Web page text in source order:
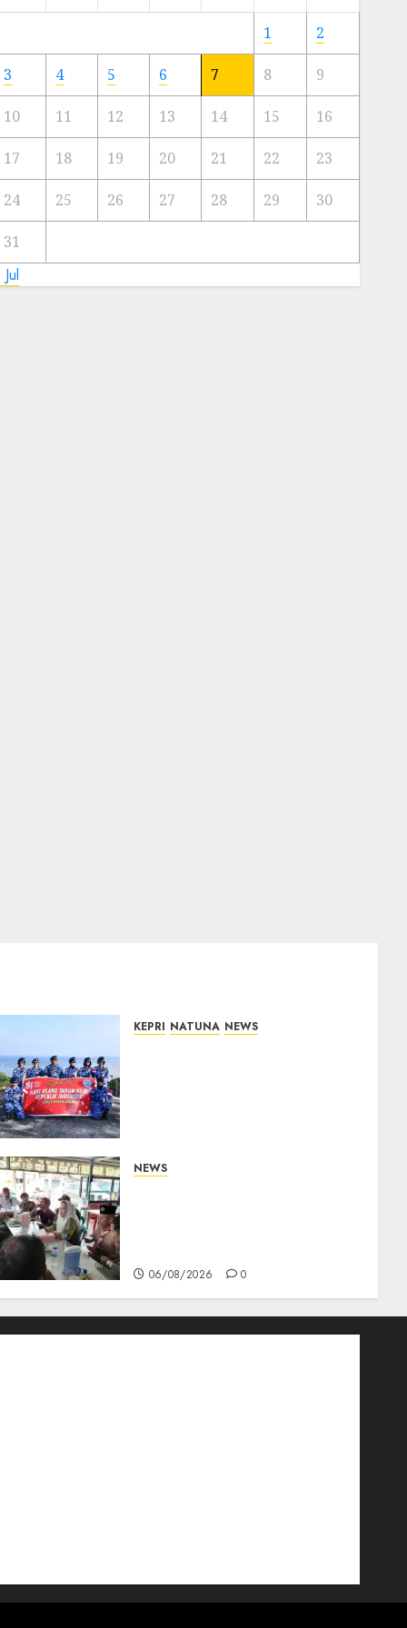
Artis
Kota
23/11/2024
0
1 2
3 4 5 6 7 8 9
10 11 12 13 14 15 16
17 18 19 20 21 22 23
24 25 26 27 28 29 30
31
KEPRI NATUNA NEWS
NEWS
06/08/2026 0